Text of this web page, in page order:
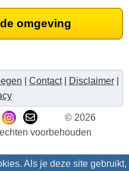
Als je deze site gebruikt,
omgeving
Contact| Disclaimer|
© 2026
voorbehouden